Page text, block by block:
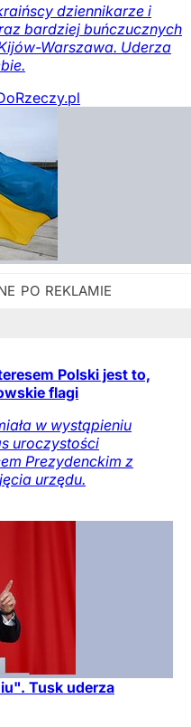
dziennikarze i
bardziej buńczucznych
Warszawa. Uderza
Polski jest to,
flagi
w wystąpieniu
uroczystości
Prezydenckim z
urzędu.
Tusk uderza